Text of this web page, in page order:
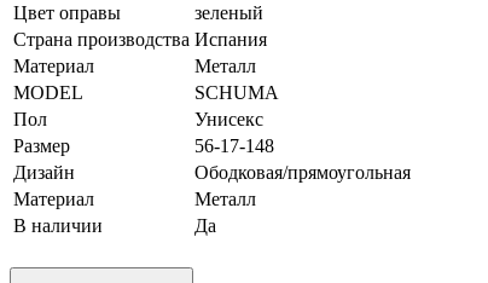
Цвет оправы
зеленый
Страна производства Испания
Материал
Металл
MODEL
SCHUMA
Пол
Унисекс
Размер
56-17-148
Дизайн
Ободковая/прямоугольная
Материал
Металл
В наличии
Да